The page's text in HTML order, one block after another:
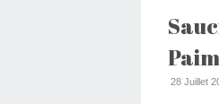
28 Juillet